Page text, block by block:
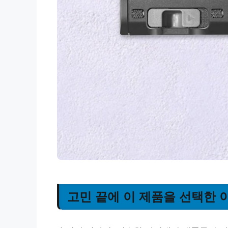
고민 끝에 이 제품을 선택한